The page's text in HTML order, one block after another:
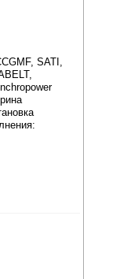
SATI,